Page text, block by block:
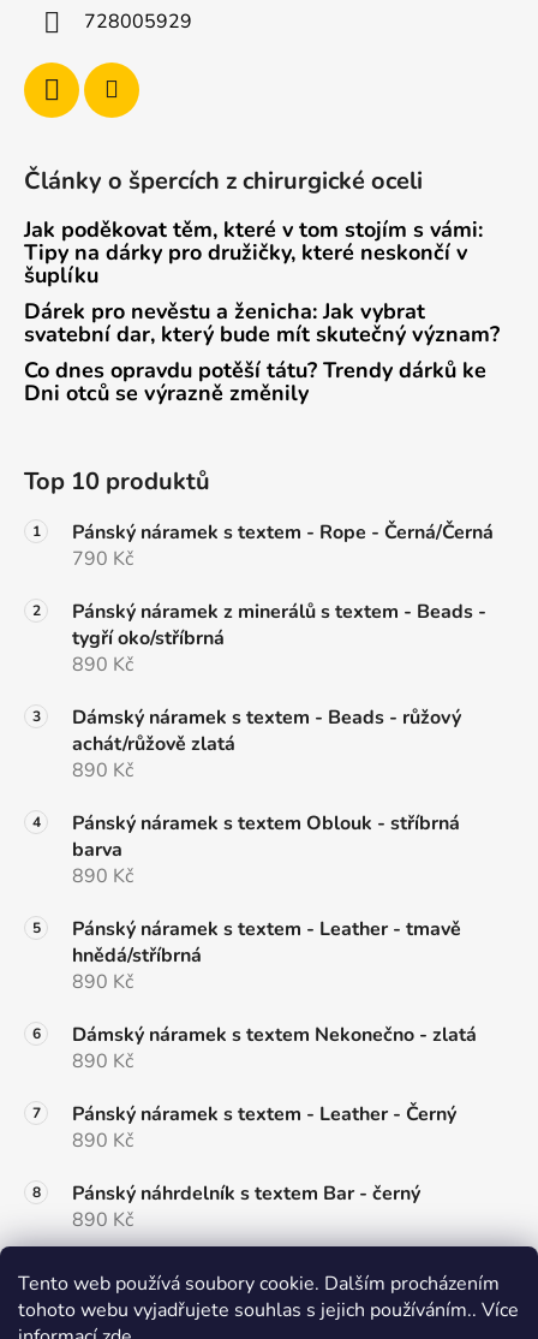
Tento web používá soubory cookie. Dalším procházením
tohoto webu vyjadřujete souhlas s jejich používáním.. Více
728005929
Články o špercích z chirurgické oceli
Jak poděkovat těm, které v tom stojím s vámi:
Tipy na dárky pro družičky, které neskončí v
šuplíku
Dárek pro nevěstu a ženicha: Jak vybrat
svatební dar, který bude mít skutečný význam?
Co dnes opravdu potěší tátu? Trendy dárků ke
Dni otců se výrazně změnily
Top 10 produktů
Pánský náramek s textem - Rope - Černá/Černá
790 Kč
Pánský náramek z minerálů s textem - Beads -
tygří oko/stříbrná
890 Kč
Dámský náramek s textem - Beads - růžový
achát/růžově zlatá
890 Kč
Pánský náramek s textem Oblouk - stříbrná
barva
890 Kč
Pánský náramek s textem - Leather - tmavě
hnědá/stříbrná
890 Kč
Dámský náramek s textem Nekonečno - zlatá
890 Kč
Pánský náramek s textem - Leather - Černý
890 Kč
Pánský náhrdelník s textem Bar - černý
890 Kč
Dámský náramek s textem Round - zlatý
790 Kč